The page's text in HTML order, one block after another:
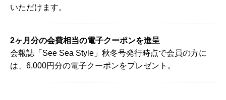
いただけます。
2ヶ月分の会費相当の電子クーポンを進呈
会報誌「See Sea Style」秋冬号発行時点で会員の方に
は、6,000円分の電子クーポンをプレゼント。